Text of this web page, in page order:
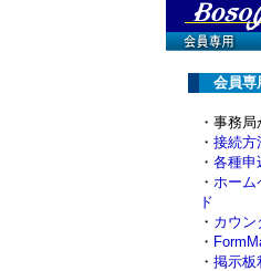
会員専
・事務
・ 接続方
・ 各種申
・ ホーム
ド
・ カウン
・
・ 掲示板